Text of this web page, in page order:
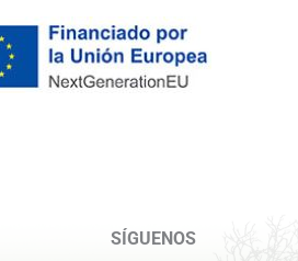
SÍGUENOS